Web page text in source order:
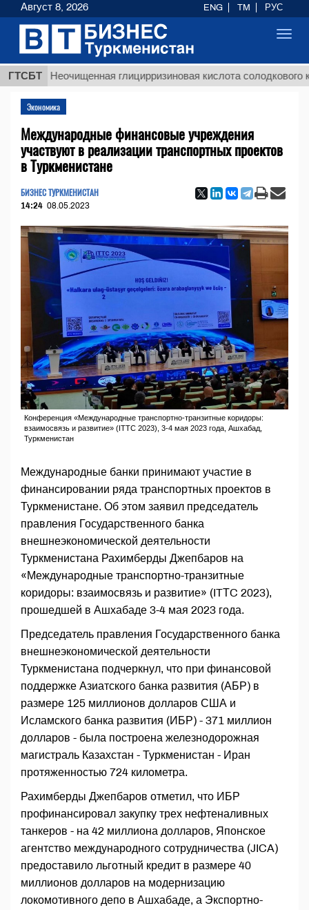
ГТСБТ
Неочищенная глицирризиновая кислота солодкового корня
Экономика
Международные финансовые учреждения
участвуют в реализации транспортных проектов
в Туркменистане
БИЗНЕС ТУРКМЕНИСТАН
14:24 08.05.2023
Конференция «Международные транспортно-транзитные коридоры:
взаимосвязь и развитие» (ITТC 2023), 3-4 мая 2023 года, Ашхабад,
Туркменистан
Международные банки принимают участие в
финансировании ряда транспортных проектов в
Туркменистане. Об этом заявил председатель
правления Государственного банка
внешнеэкономической деятельности
Туркменистана Рахимберды Джепбаров на
«Международные транспортно-транзитные
коридоры: взаимосвязь и развитие» (ITТC 2023),
прошедшей в Ашхабаде 3-4 мая 2023 года.
Председатель правления Государственного банка
внешнеэкономической деятельности
Туркменистана подчеркнул, что при финансовой
поддержке Азиатского банка развития (АБР) в
размере 125 миллионов долларов США и
Исламского банка развития (ИБР) - 371 миллион
долларов - была построена железнодорожная
магистраль Казахстан - Туркменистан - Иран
протяженностью 724 километра.
Рахимберды Джепбаров отметил, что ИБР
профинансировал закупку трех нефтеналивных
танкеров - на 42 миллиона долларов, Японское
агентство международного сотрудничества (JICA)
предоставило льготный кредит в размере 40
миллионов долларов на модернизацию
локомотивного депо в Ашхабаде, а Экспортно-
Август 8, 2026 ENG TM РУС